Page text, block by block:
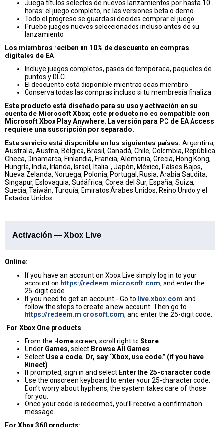
Juega títulos selectos de nuevos lanzamientos por hasta 10
horas: el juego completo, no las versiones beta o demo.
Todo el progreso se guarda si decides comprar el juego.
Pruebe juegos nuevos seleccionados incluso antes de su
lanzamiento
Los miembros reciben un 10% de descuento en compras
digitales de EA
Incluye juegos completos, pases de temporada, paquetes de
puntos y DLC.
El descuento está disponible mientras seas miembro.
Conserva todas las compras incluso si tu membresía finaliza
Este producto está diseñado para su uso y activación en su
cuenta de Microsoft Xbox; este producto no es compatible con
Microsoft Xbox Play Anywhere. La versión para PC de EA Access
requiere una suscripción por separado.
Este servicio está disponible en los siguientes países: Argentina,
Australia, Austria, Bélgica, Brasil, Canadá, Chile, Colombia, República
Checa, Dinamarca, Finlandia, Francia, Alemania, Grecia, Hong Kong,
Hungría, India, Irlanda, Israel, Italia. , Japón, México, Países Bajos,
Nueva Zelanda, Noruega, Polonia, Portugal, Rusia, Arabia Saudita,
Singapur, Eslovaquia, Sudáfrica, Corea del Sur, España, Suiza,
Suecia, Taiwán, Turquía, Emiratos Árabes Unidos, Reino Unido y el
Estados Unidos.
Activación — Xbox Live
Online:
If you have an account on Xbox Live simply log in to your
account on https://redeem.microsoft.com, and enter the
25-digit code.
If you need to get an account - Go to live.xbox.com and
follow the steps to create a new account. Then go to
https://redeem.microsoft.com, and enter the 25-digit code.
For Xbox One products:
From the Homescreen, scroll right to Store.
Under Games, select Browse All Games
Select Use a code. Or, say “Xbox, use code.” (if you have
Kinect)
If prompted, sign in and select Enter the 25-character code.
Use the onscreen keyboard to enter your 25-character code.
Don’t worry about hyphens, the system takes care of those
for you.
Once your code is redeemed, you’ll receive a confirmation
message.
For Xbox 360 products: